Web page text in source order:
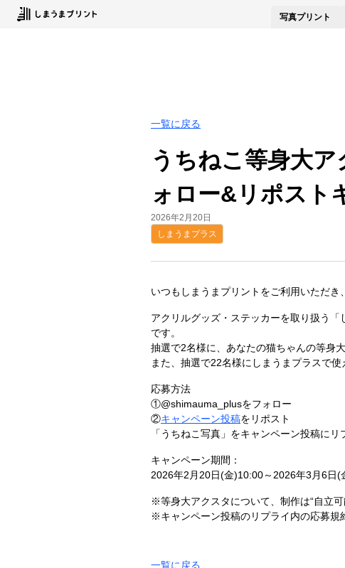
写真プリント
一覧に戻る
うちねこ等身大
ォロー&リポスト
2026年2月20日
しまうまプラス
いつもしまうまプリントをご利用いただき
アクリルグッズ・ステッカーを取り扱う
です。
抽選で2名様に、あなたの猫ちゃんの等身
また、抽選で22名様にしまうまプラスで
応募方法
①@shimauma_plusをフォロー
②キャンペーン投稿をリポスト
「うちねこ写真」をキャンペーン投稿に
キャンペーン期間：
2026年2月20日(金)10:00～2026年3月6日(
※等身大アクスタについて、制作は“自立
※キャンペーン投稿のリプライ内の応募規
一覧に戻る